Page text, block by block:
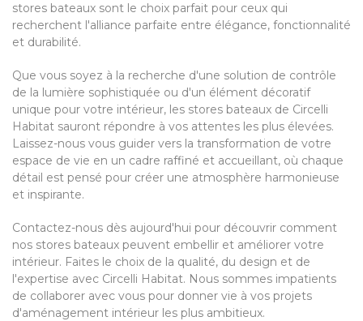
stores bateaux sont le choix parfait pour ceux qui
recherchent l'alliance parfaite entre élégance, fonctionnalité
et durabilité.
Que vous soyez à la recherche d'une solution de contrôle
de la lumière sophistiquée ou d'un élément décoratif
unique pour votre intérieur, les stores bateaux de Circelli
Habitat sauront répondre à vos attentes les plus élevées.
Laissez-nous vous guider vers la transformation de votre
espace de vie en un cadre raffiné et accueillant, où chaque
détail est pensé pour créer une atmosphère harmonieuse
et inspirante.
Contactez-nous dès aujourd'hui pour découvrir comment
nos stores bateaux peuvent embellir et améliorer votre
intérieur. Faites le choix de la qualité, du design et de
l'expertise avec Circelli Habitat. Nous sommes impatients
de collaborer avec vous pour donner vie à vos projets
d'aménagement intérieur les plus ambitieux.